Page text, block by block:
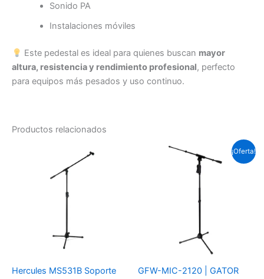
Sonido PA
Instalaciones móviles
Este pedestal es ideal para quienes buscan mayor
altura, resistencia y rendimiento profesional, perfecto
para equipos más pesados y uso continuo.
Productos relacionados
Hercules MS531B Soporte
¡Oferta!
GFW-MIC-2120 | GATOR
precio
original
era:
Soles
El